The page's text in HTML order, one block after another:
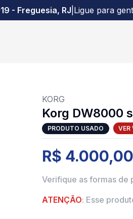
- Freguesia, RJ Ligue para
KORG
Korg DW8000
PRODUTO USADO VER
R$ 4.000,00
Verifique as formas de
ATENÇÃO: Esse